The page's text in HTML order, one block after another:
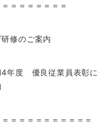
＝＝＝＝＝＝＝
修のご案内
4年度 優良従業員表彰に
＝＝＝＝＝＝＝＝＝＝